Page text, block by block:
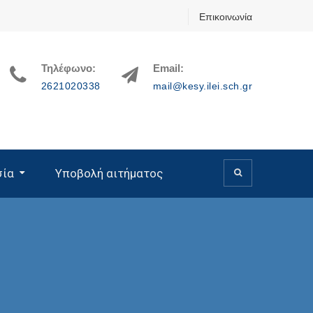
Επικοινωνία
Τηλέφωνο:
2621020338
Email:
mail@kesy.ilei.sch.gr
Υποβολή αιτήματος